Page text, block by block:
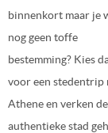
binnenkort maar je
nog geen toffe
bestemming? Kies
voor een stedentrip
Athene en verken
authentieke stad